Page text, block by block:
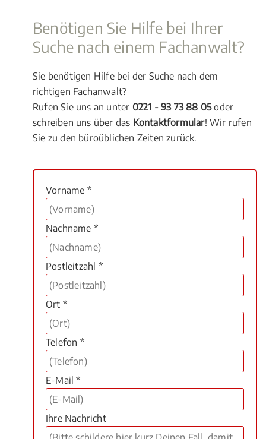
Benötigen Sie Hilfe bei Ihrer
Suche nach einem Fachanwalt?
Sie benötigen Hilfe bei der Suche nach dem
richtigen Fachanwalt?
Rufen Sie uns an unter 0221 - 93 73 88 05oder
schreiben uns über das Kontaktformular! Wir rufen
Sie zu den büroüblichen Zeiten zurück.
Vorname *
Nachname *
Postleitzahl *
Ort *
Telefon *
E-Mail *
Ihre Nachricht